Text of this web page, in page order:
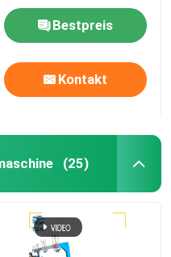
Bestpreis
Kontakt
(25)